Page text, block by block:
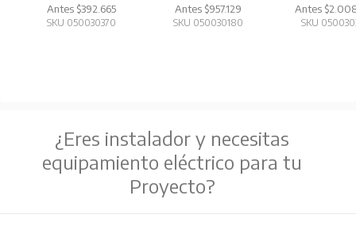
Antes $392.665
SKU 050030370
Antes $957.129
SKU 050030180
Antes
SKU
¿Eres instalador y necesitas
equipamiento eléctrico para tu
Proyecto?